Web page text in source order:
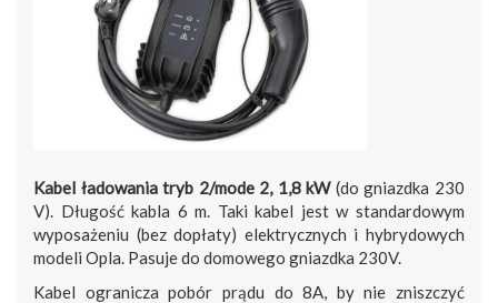
Kabel ładowania tryb 2/mode 2, 1,8 kW(do gniazdka 230
V). Długość kabla 6 m. Taki kabel jest w standardowym
wyposażeniu (bez dopłaty) elektrycznych i hybrydowych
modeli Opla. Pasuje do domowego gniazdka 230V.
Kabel ogranicza pobór prądu do 8A, by nie zniszczyć